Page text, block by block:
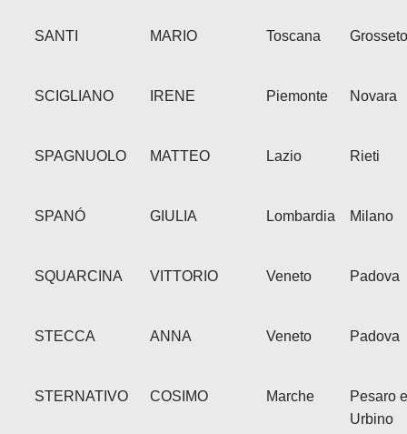
SANTI MARIO Toscana Grosseto
SCIGLIANO IRENE Piemonte Novara
SPAGNUOLO MATTEO Lazio Rieti
SPANÓ GIULIA Lombardia Milano
SQUARCINA VITTORIO Veneto Padova
STECCA ANNA Veneto Padova
STERNATIVO COSIMO Marche
Pesaro e
Urbino